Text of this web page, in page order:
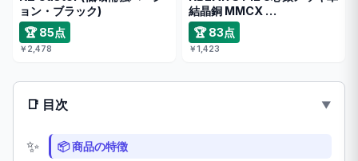
ョン・ブラック)
🏆 85点
￥2,478
結晶銅 MMCX …
🏆 83点
￥1,423
📑 目次
📦 商品の特徴